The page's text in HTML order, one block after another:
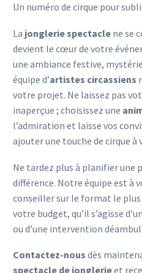
Un numéro de cirque pour
La jonglerie spectacle ne se
devient le cœur de votre
une ambiance festive,
équipe d’artistes circassiens
votre projet. Ne laissez pas
inaperçue ; choisissez une
l’admiration et laisse vos
ajouter une touche de cirque
Ne tardez plus à planifier
différence. Notre équipe est à
conseiller sur le format le plus
votre budget, qu’il s’agisse
ou d’une intervention
Contactez-nous dès
spectacle de jonglerieet